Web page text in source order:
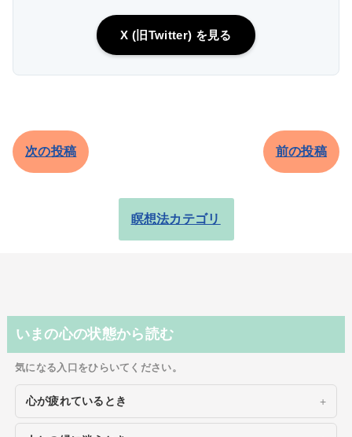
X (旧Twitter) を見る
次の投稿 前の投稿
瞑想法カテゴリ
いまの心の状態から読む
気になる入口をひらいてください。
心が疲れているとき